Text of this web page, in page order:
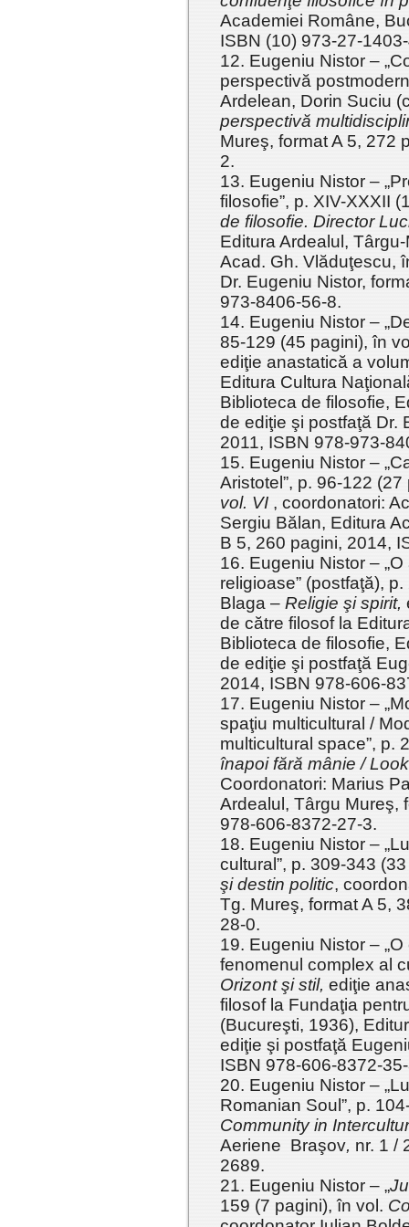
Academiei Române,
ISBN (10) 973-27-
12. Eugeniu Nistor –
perspectivă
Ardelean, Dorin Suciu
perspectivă
Mureş, format A 5, 272
2.
13. Eugeniu Nistor –
filosofie”, p. XIV-XXXII
de filosofie. Director
Editura Ardealul,
Acad. Gh. Vlăduţescu,
Dr. Eugeniu Nistor,
973-8406-56-8.
14. Eugeniu Nistor –
85-129 (45 pagini), în
ediţie anastatică a
Editura Cultura
Biblioteca de filosofie,
de ediţie şi postfaţă Dr.
2011, ISBN 978-973-
15. Eugeniu Nistor –
Aristotel”, p. 96-122
vol. VI , coordonatori:
Sergiu Bălan, Editura
B 5, 260 pagini, 2014,
16. Eugeniu Nistor –
religioase” (postfaţă),
Blaga – Religie şi spirit,
de către filosof la
Biblioteca de filosofie,
de ediţie şi postfaţă
2014, ISBN 978-606-
17. Eugeniu Nistor –
spaţiu multicultural /
multicultural space”, p.
înapoi fără mânie /
Coordonatori: Marius
Ardealul, Târgu Mureş,
978-606-8372-27-3.
18. Eugeniu Nistor –
cultural”, p. 309-343
şi destin politic,
Tg. Mureş, format A 5,
28-0.
19. Eugeniu Nistor –
fenomenul complex al
Orizont şi stil, ediţie
filosof la Fundaţia
(Bucureşti, 1936),
ediţie şi postfaţă
ISBN 978-606-8372-
20. Eugeniu Nistor –
Romanian Soul”, p.
Community in
Aeriene Braşov, nr. 1 /
2689.
21. Eugeniu Nistor – „
159 (7 pagini), în vol.